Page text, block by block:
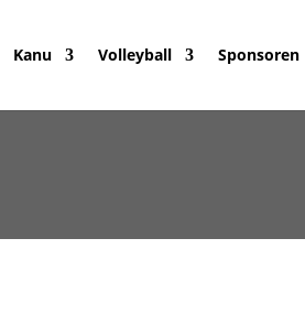
Kanu Volleyball Sponsoren